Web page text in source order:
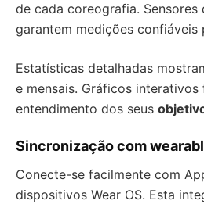
de cada coreografia. Sensores
garantem medições confiáveis
Estatísticas detalhadas
e mensais. Gráficos interativos
entendimento dos seus
Sincronização com
Conecte-se facilmente com
dispositivos Wear OS. Esta